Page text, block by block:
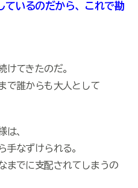
ているのだから、これで勘
けてきたのだ。
で誰からも大人として
は、
手なずけられる。
までに支配されてしまうの